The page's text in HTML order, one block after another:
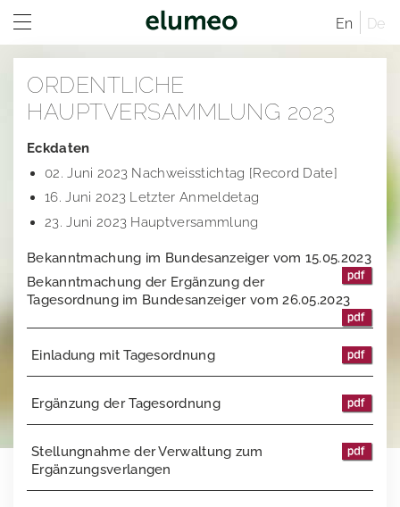
En De
Vertriebskanäle
Unternehmensstruktur
Vergütungsbericht
Vergütungssystem und Vergütungsberichte
Satzung der elumeo SE
Karriere
Juwelo
Investor Relations
Unternehmenstruktur
Verwaltungsrat
Corporate Governance
Corporate News
Directors Dealings
Aktien- und Handelsdaten
Publikationen
ORDENTLICHE
HAUPTVERSAMMLUNG 2023
Eckdaten
02. Juni 2023 Nachweisstichtag [Record Date]
16. Juni 2023 Letzter Anmeldetag
23. Juni 2023 Hauptversammlung
Bekanntmachung im Bundesanzeiger vom 15.05.2023
Bekanntmachung der Ergänzung der
Tagesordnung im Bundesanzeiger vom 26.05.2023
Einladung mit Tagesordnung
Ergänzung der Tagesordnung
Stellungnahme der Verwaltung zum
Ergänzungsverlangen